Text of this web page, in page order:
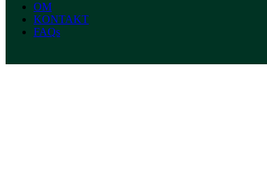
OM
KONTAKT
FAQs